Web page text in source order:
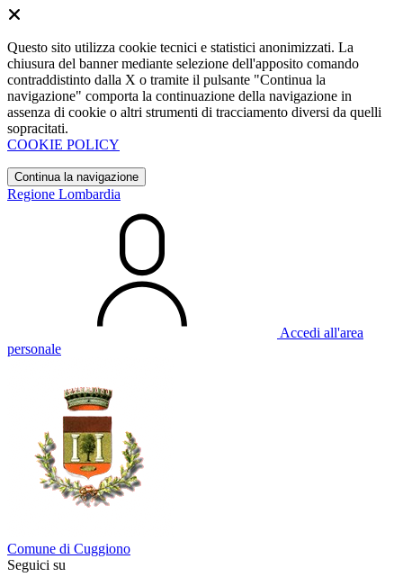
Questo sito utilizza cookie tecnici e statistici anonimizzati. La
chiusura del banner mediante selezione dell'apposito comando
contraddistinto dalla X o tramite il pulsante "Continua la
navigazione" comporta la continuazione della navigazione in
assenza di cookie o altri strumenti di tracciamento diversi da quelli
sopracitati.
COOKIE POLICY
Continua la navigazione
Regione Lombardia
Accedi all'area
personale
Comune di Cuggiono
Seguici su